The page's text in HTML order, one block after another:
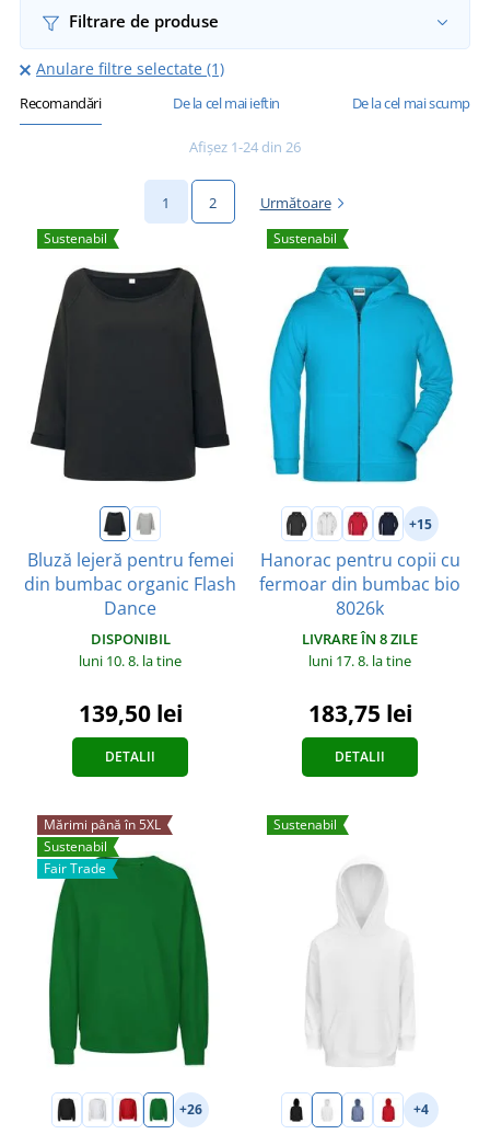
Filtrare de produse
Anulare filtre selectate (1)
Recomandări De la cel mai ieftin De la cel mai scump
Afișez 1-24 din 26
1 2 Următoare
Sustenabil
Bluză lejeră pentru femei
din bumbac organic Flash
Dance
DISPONIBIL
luni 10. 8. la tine
139,50 lei
DETALII
Sustenabil
+15
Hanorac pentru copii cu
fermoar din bumbac bio
8026k
LIVRARE ÎN 8 ZILE
luni 17. 8. la tine
183,75 lei
DETALII
Mărimi până în 5XL
Sustenabil
Fair Trade
+26
Sustenabil
+4